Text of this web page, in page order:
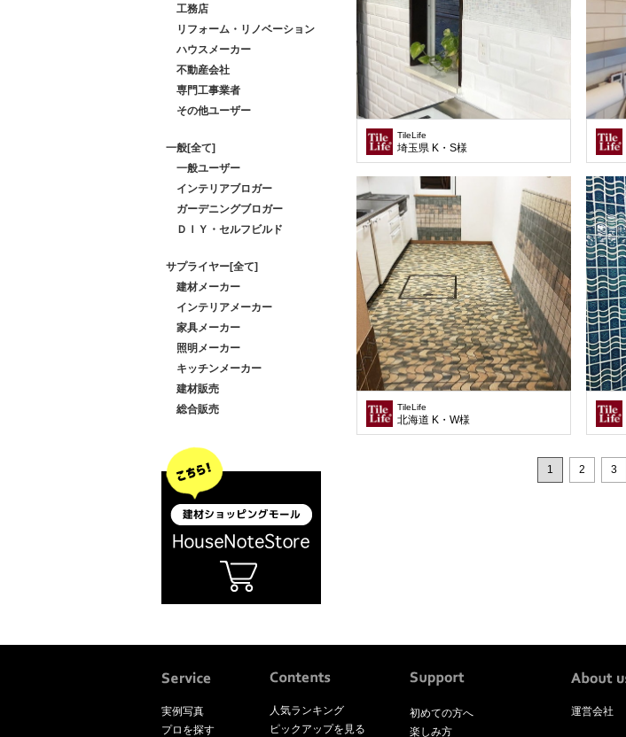
工務店
リフォーム・リノベーション
ハウスメーカー
不動産会社
専門工事業者
その他ユーザー
一般[全て]
一般ユーザー
インテリアブロガー
ガーデニングブロガー
ＤＩＹ・セルフビルド
サプライヤー[全て]
建材メーカー
インテリアメーカー
家具メーカー
照明メーカー
キッチンメーカー
建材販売
総合販売
TileLife
埼玉県 K・S様
TileLife
北海道 K・W様
1 2 3
実例写真
プロを探す
人気ランキング
ピックアップを見る
初めての方へ
楽しみ方
運営会社